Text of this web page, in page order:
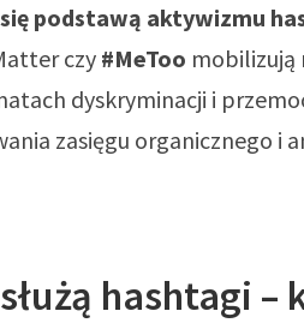
podstawą aktywizmu
czy#MeToo mobilizują
dyskryminacji i
zasięgu organicznego i
hashtagi –